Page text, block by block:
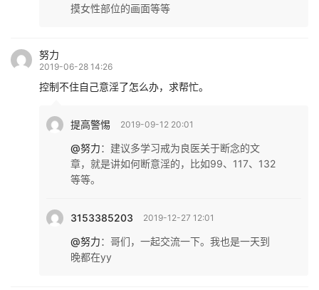
摸女性部位的画面等等
努力
2019-06-28 14:26
控制不住自己意淫了怎么办，求帮忙。
提高警惕 2019-09-12 20:01
@努力： 建议多学习戒为良医关于断念的文
章，就是讲如何断意淫的，比如99、117、132
等等。
3153385203 2019-12-27 12:01
@努力： 哥们，一起交流一下。我也是一天到
晚都在yy